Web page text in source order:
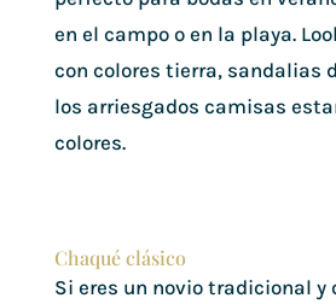
en el campo o en la playa.
con colores tierra, sandalias
los arriesgados camisas
colores.
Chaqué clásico
Si eres un novio tradicional y